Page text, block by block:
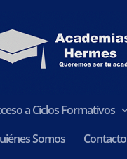
a Ciclos Formativos
Somos
Contacto